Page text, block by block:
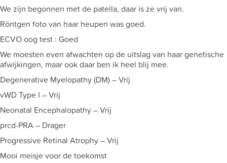
We zijn begonnen met de patella, daar is ze vrij van.
Röntgen foto van haar heupen was goed.
ECVO oog test : Goed
We moesten even afwachten op de uitslag van haar genetische
afwijkingen, maar ook daar ben ik heel blij mee.
Degenerative Myelopathy (DM) – Vrij
vWD Type I – Vrij
Neonatal Encephalopathy – Vrij
prcd-PRA – Drager
Progressive Retinal Atrophy – Vrij
Mooi meisje voor de toekomst